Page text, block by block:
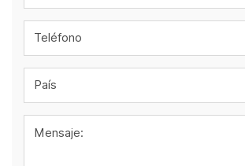
Teléfono
País
Mensaje: